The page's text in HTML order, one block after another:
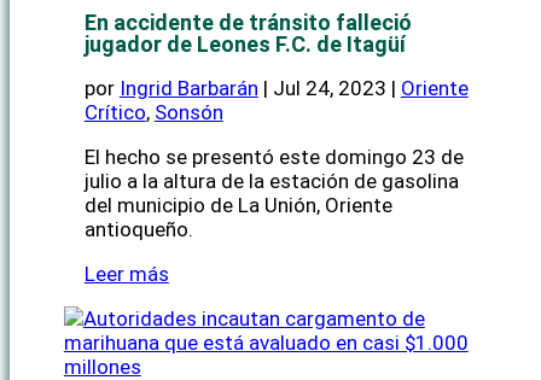
En accidente de tránsito falleció
jugador de Leones F.C. de Itagüí
por Ingrid Barbarán | Jul 24, 2023 | Oriente
Crítico, Sonsón
El hecho se presentó este domingo 23 de
julio a la altura de la estación de gasolina
del municipio de La Unión, Oriente
antioqueño.
Leer más